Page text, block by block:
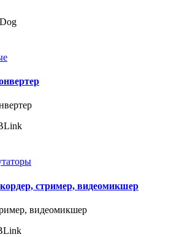
стример, видеомикшер
видеомикшер